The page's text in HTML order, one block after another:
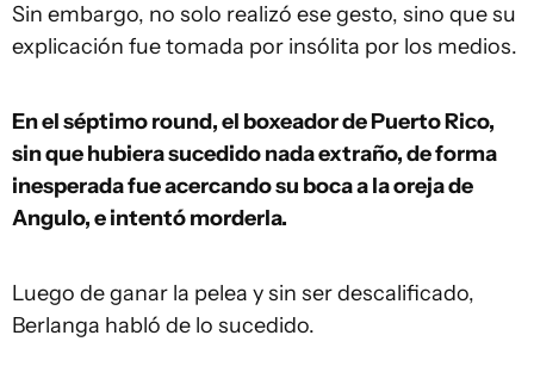
Sin embargo, no solo realizó ese gesto, sino que su
explicación fue tomada por insólita por los medios.
En el séptimo round, el boxeador de Puerto Rico,
sin que hubiera sucedido nada extraño, de forma
inesperada fue acercando su boca a la oreja de
Angulo, e intentó morderla.
Luego de ganar la pelea y sin ser descalificado,
Berlanga habló de lo sucedido.